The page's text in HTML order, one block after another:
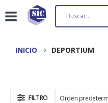
INICIO DEPORTIUM
FILTRO